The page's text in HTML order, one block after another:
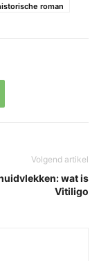
roman
Volgend artikel
wat is
Vitiligo